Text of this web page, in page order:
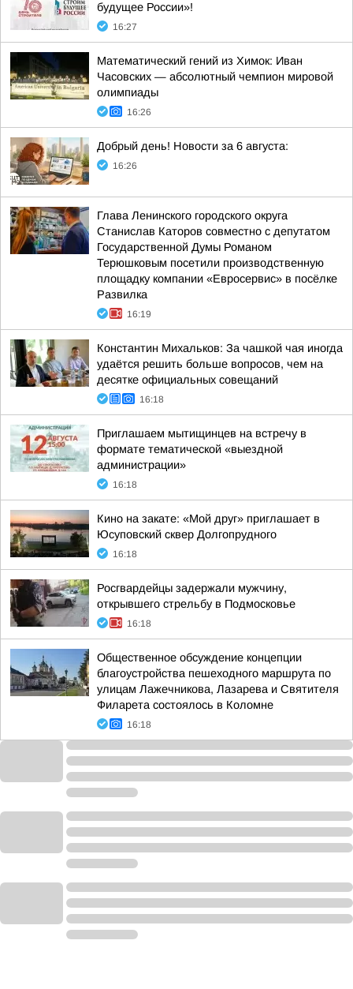
будущее России»!
16:27
Математический гений из Химок: Иван
Часовских — абсолютный чемпион мировой
олимпиады
16:26
Добрый день! Новости за 6 августа:
16:26
Глава Ленинского городского округа
Станислав Каторов совместно с депутатом
Государственной Думы Романом
Терюшковым посетили производственную
площадку компании «Евросервис» в посёлке
Развилка
16:19
Константин Михальков: За чашкой чая иногда
удаётся решить больше вопросов, чем на
десятке официальных совещаний
16:18
Приглашаем мытищинцев на встречу в
формате тематической «выездной
администрации»
16:18
Кино на закате: «Мой друг» приглашает в
Юсуповский сквер Долгопрудного
16:18
Росгвардейцы задержали мужчину,
открывшего стрельбу в Подмосковье
16:18
Общественное обсуждение концепции
благоустройства пешеходного маршрута по
улицам Лажечникова, Лазарева и Святителя
Филарета состоялось в Коломне
16:18